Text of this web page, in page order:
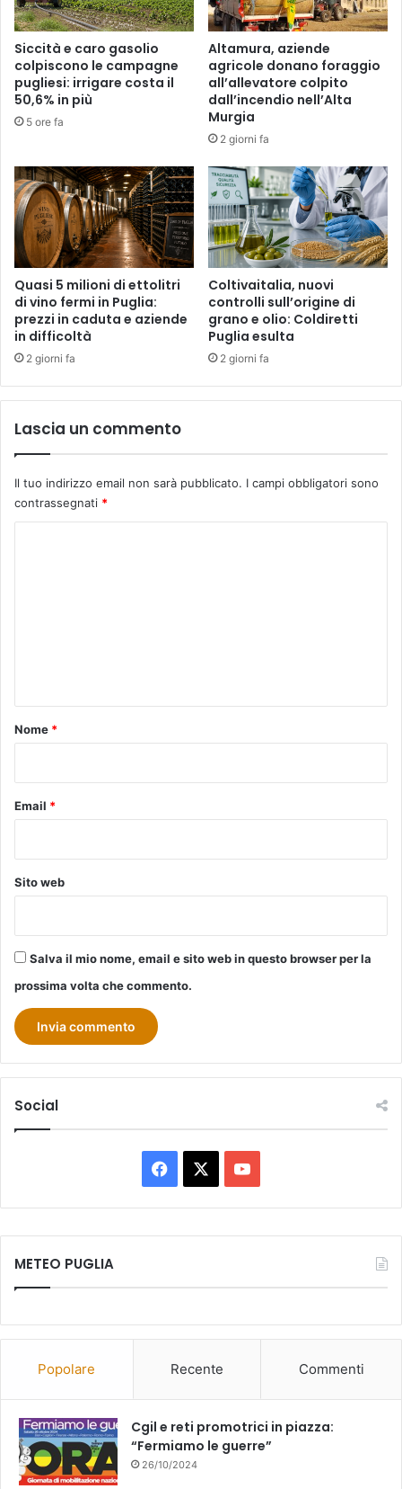
Siccità e caro gasolio
colpiscono le campagne
pugliesi: irrigare costa il
50,6% in più
5 ore fa
Altamura, aziende
agricole donano foraggio
all’allevatore colpito
dall’incendio nell’Alta
Murgia
2 giorni fa
Quasi 5 milioni di ettolitri
di vino fermi in Puglia:
prezzi in caduta e aziende
in difficoltà
2 giorni fa
Coltivaitalia, nuovi
controlli sull’origine di
grano e olio: Coldiretti
Puglia esulta
2 giorni fa
Lascia un commento
Il tuo indirizzo email non sarà pubblicato. I campi obbligatori sono
contrassegnati *
o
Nome *
Email *
Sito web
Salva il mio nome, email e sito web in questo browser per la
prossima volta che commento.
Social
Facebook You
Tube
METEO PUGLIA
Popolare Recente Commenti
Cgil e reti promotrici in piazza:
“Fermiamo le guerre”
26/10/2024